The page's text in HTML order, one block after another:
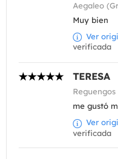
Aegaleo
Muy bien
Ver
verificada
TERESA
me gustó
Ver
verificada